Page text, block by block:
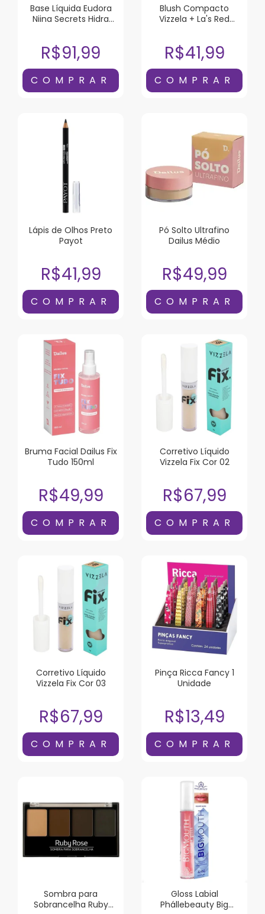
Base Líquida Eudora
Niina Secrets Hidra
R$91,99
Blush Compacto
Vizzela + La's Red
R$41,99
Lápis de Olhos Preto
Payot
R$41,99
Pó Solto Ultrafino
Dailus Médio
R$49,99
Bruma Facial Dailus Fix
Tudo 150ml
R$49,99
Corretivo Líquido
Vizzela Fix Cor 02
R$67,99
Corretivo Líquido
Vizzela Fix Cor 03
R$67,99
Pinça Ricca Fancy 1
Unidade
R$13,49
Sombra para
Sobrancelha Ruby
Gloss Labial
Phállebeauty Big